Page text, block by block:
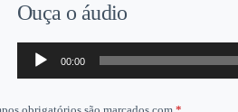
Ouça o áudio
Tocador
áudio
00:00